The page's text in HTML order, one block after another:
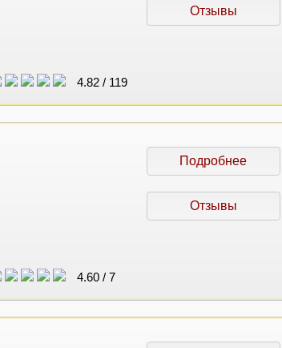
4.82/ 119
Отзывы
4.60/ 7
Подробнее
Отзывы